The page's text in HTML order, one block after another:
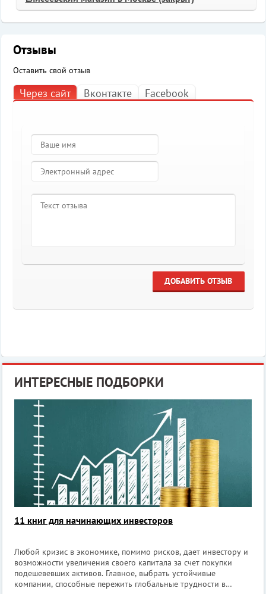
Отзывы
Оставить свой отзыв
Через сайт Вконтакте Facebook
ДОБАВИТЬ ОТЗЫВ
ИНТЕРЕСНЫЕ ПОДБОРКИ
11 книг для начинающих инвесторов
Любой кризис в экономике, помимо рисков, дает инвестору и
возможности увеличения своего капитала за счет покупки
подешевевших активов. Главное, выбрать устойчивые
компании, способные пережить глобальные трудности в